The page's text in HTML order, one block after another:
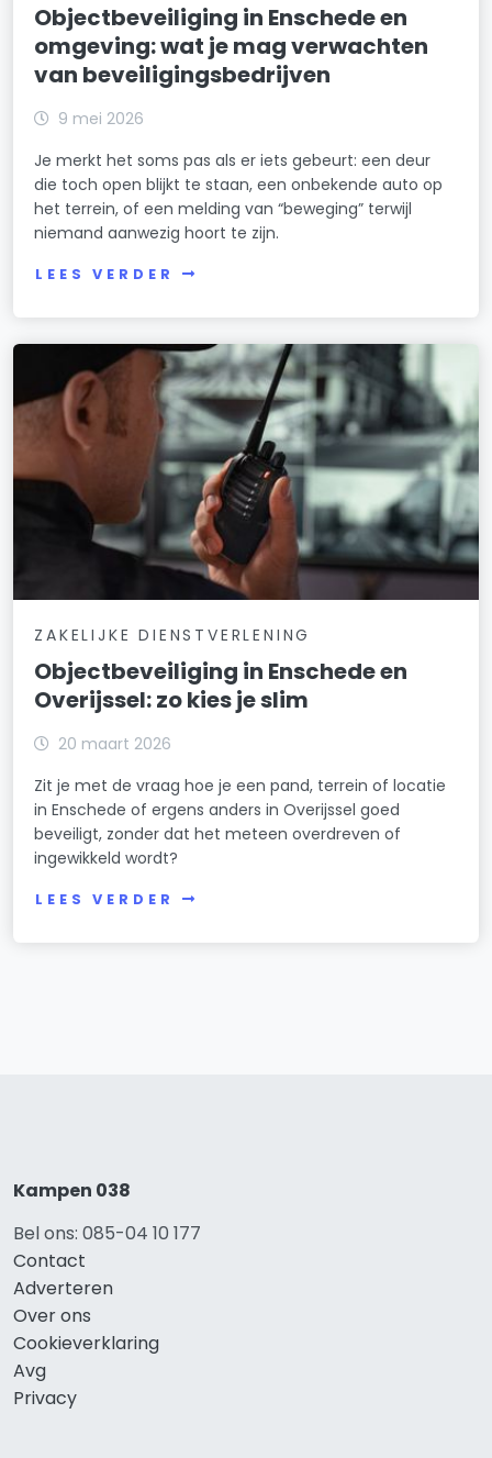
Objectbeveiliging in Enschede en
omgeving: wat je mag verwachten
van beveiligingsbedrijven
9 mei 2026
Je merkt het soms pas als er iets gebeurt: een deur
die toch open blijkt te staan, een onbekende auto op
het terrein, of een melding van “beweging” terwijl
niemand aanwezig hoort te zijn.
LEES VERDER
ZAKELIJKE DIENSTVERLENING
Objectbeveiliging in Enschede en
Overijssel: zo kies je slim
20 maart 2026
Zit je met de vraag hoe je een pand, terrein of locatie
in Enschede of ergens anders in Overijssel goed
beveiligt, zonder dat het meteen overdreven of
ingewikkeld wordt?
LEES VERDER
Kampen 038
Bel ons: 085-04 10 177
Contact
Adverteren
Over ons
Cookieverklaring
Avg
Privacy